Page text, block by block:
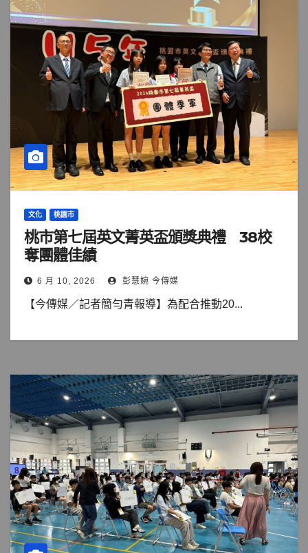
文化 桃園市
桃市第七屆英文菁英盃頒獎典禮 38校
奪團體佳績
6 月 10, 2026 彭慧婉 今傳媒
【今傳媒／記者簡勻青報導】為配合推動20...